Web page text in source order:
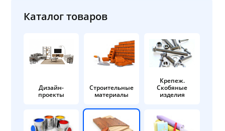
Каталог товаров
Дизайн-
проекты
Строительные
материалы
Крепеж.
Скобяные
изделия